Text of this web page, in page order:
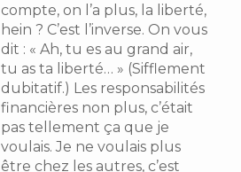
compte, on l’a plus, la liberté,
hein ? C’est l’inverse. On vous
dit : « Ah, tu es au grand air,
tu as ta liberté… » (Sifflement
dubitatif.) Les responsabilités
financières non plus, c’était
pas tellement ça que je
voulais. Je ne voulais plus
être chez les autres, c’est